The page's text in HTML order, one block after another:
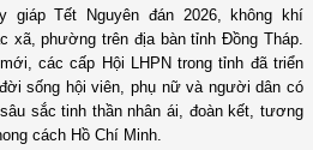
giáp Tết Nguyên đán 2026, không khí
xã, phường trên địa bàn tỉnh Đồng Tháp.
các cấp Hội LHPN trong tỉnh đã triển
sống hội viên, phụ nữ và người dân có
sắc tinh thần nhân ái, đoàn kết, tương
cách Hồ Chí Minh.